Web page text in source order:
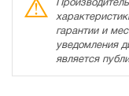
гарантии и
уведомления
является